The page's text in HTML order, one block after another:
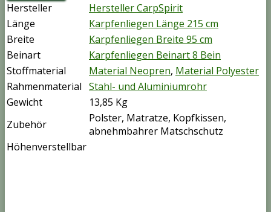
Hersteller
Hersteller CarpSpirit
Länge
Karpfenliegen Länge 215 cm
Breite
Karpfenliegen Breite 95 cm
Beinart
Karpfenliegen Beinart 8 Bein
Stoffmaterial
Material Neopren, Material Polyester
Rahmenmaterial Stahl- und Aluminiumrohr
Gewicht
13,85 Kg
Zubehör
Polster, Matratze, Kopfkissen,
abnehmbahrer Matschschutz
Höhenverstellbar